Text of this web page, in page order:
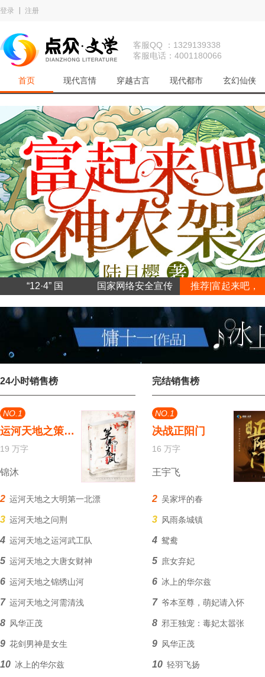
登录 注册
客服QQ ：1329139338
客服电话：4001180066
首页 现代言情 穿越古言 现代都市 玄幻仙侠
“12·4” 国 国家网络安全宣传 推荐|富起来吧，
24小时销售榜
NO.1
运河天地之策马春风堤上行
19 万字
锦沐
2 运河天地之大明第一北漂
3 运河天地之问荆
4 运河天地之运河武工队
5 运河天地之大唐女财神
6 运河天地之锦绣山河
7 运河天地之河需清浅
8 风华正茂
9 花剑男神是女生
10 冰上的华尔兹
完结销售榜
NO.1
决战正阳门
16 万字
王宇飞
2 吴家坪的春
3 风雨条城镇
4 鸳鸯
5 庶女弃妃
6 冰上的华尔兹
7 爷本至尊，萌妃请入怀
8 邪王独宠：毒妃太嚣张
9 风华正茂
10 轻羽飞扬